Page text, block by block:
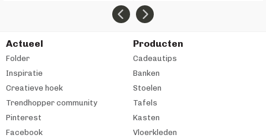
Actueel
Folder
Inspiratie
Creatieve hoek
Trendhopper community
Pinterest
Facebook
Producten
Cadeautips
Banken
Stoelen
Tafels
Kasten
Vloerkleden